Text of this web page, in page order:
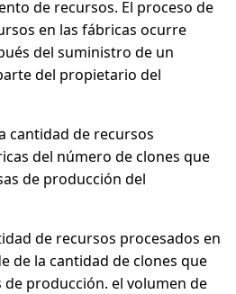
de recursos. El proceso de
en las fábricas ocurre
del suministro de un
del propietario del
cantidad de recursos
del número de clones que
de producción del
de recursos procesados en
de la cantidad de clones que
producción. el volumen de